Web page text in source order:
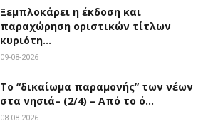
Ξεμπλοκάρει η έκδοση και
παραχώρηση οριστικών τίτλων
κυριότη…
09-08-2026
Το “δικαίωμα παραμονής” των νέων
στα νησιά– (2/4) – Από το ό…
08-08-2026